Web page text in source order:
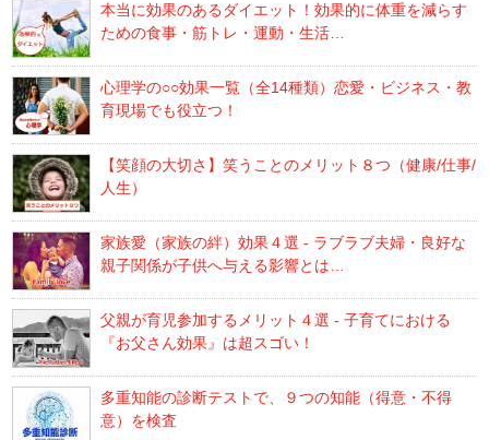
本当に効果のあるダイエット！効果的に体重を減らす
ための食事・筋トレ・運動・生活…
心理学の○○効果一覧（全14種類）恋愛・ビジネス・教
育現場でも役立つ！
【笑顔の大切さ】笑うことのメリット８つ（健康/仕事/
人生）
家族愛（家族の絆）効果４選 - ラブラブ夫婦・良好な
親子関係が子供へ与える影響とは…
父親が育児参加するメリット４選 - 子育てにおける
『お父さん効果』は超スゴい！
多重知能の診断テストで、９つの知能（得意・不得
意）を検査